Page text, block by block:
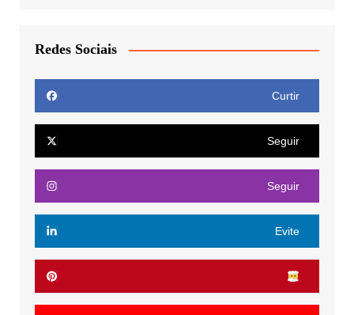
Redes Sociais
Curtir
Seguir
Seguir
Evite